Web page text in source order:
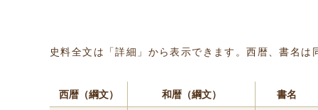
史料全文は「詳細」から表示できます。西暦、書名
西暦（綱文） 和暦（綱文） 書名